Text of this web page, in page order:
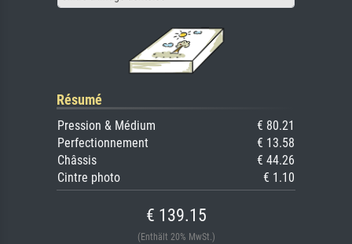
Résumé
Pression & Médium
€ 80.21
Perfectionnement
€ 13.58
Châssis
€ 44.26
Cintre photo
€ 1.10
€ 139.15
(Enthält 20% MwSt.)